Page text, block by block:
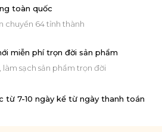
toàn quốc
chuyển 64 tỉnh thành
miễn phí trọn đời sản phẩm
làm sạch sản phẩm trọn đời
từ 7-10 ngày kể từ ngày thanh toán